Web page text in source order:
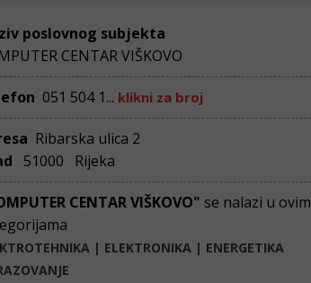
poslovnog subjekta
CENTAR VIŠKOVO
051 504 1... klikni za broj
Ribarska ulica 2
51000 Rijeka
CENTAR VIŠKOVO" se nalazi u ovim
| ELEKTRONIKA | ENERGETIKA